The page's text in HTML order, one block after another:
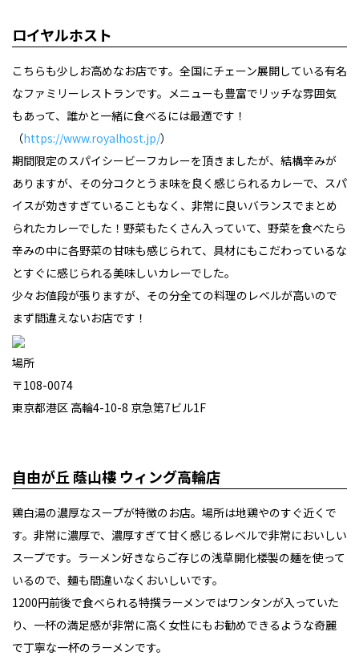
ロイヤルホスト
こちらも少しお高めなお店です。全国にチェーン展開している有名
なファミリーレストランです。メニューも豊富でリッチな雰囲気
もあって、誰かと一緒に食べるには最適です！
（https://www.royalhost.jp/）
期間限定のスパイシービーフカレーを頂きましたが、結構辛みが
ありますが、その分コクとうま味を良く感じられるカレーで、スパ
イスが効きすぎていることもなく、非常に良いバランスでまとめ
られたカレーでした！野菜もたくさん入っていて、野菜を食べたら
辛みの中に各野菜の甘味も感じられて、具材にもこだわっているな
とすぐに感じられる美味しいカレーでした。
少々お値段が張りますが、その分全ての料理のレベルが高いので
まず間違えないお店です！
場所
〒108-0074
東京都港区 高輪4-10-8 京急第7ビル1F
自由が丘 蔭山樓 ウィング高輪店
鶏白湯の濃厚なスープが特徴のお店。場所は地鶏やのすぐ近くで
す。非常に濃厚で、濃厚すぎて甘く感じるレベルで非常においしい
スープです。ラーメン好きならご存じの浅草開化楼製の麺を使って
いるので、麺も間違いなくおいしいです。
1200円前後で食べられる特撰ラーメンではワンタンが入っていた
り、一杯の満足感が非常に高く女性にもお勧めできるような奇麗
で丁寧な一杯のラーメンです。